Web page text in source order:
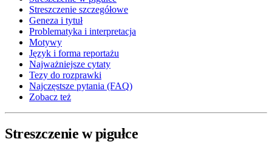
Streszczenie szczegółowe
Geneza i tytuł
Problematyka i interpretacja
Motywy
Język i forma reportażu
Najważniejsze cytaty
Tezy do rozprawki
Najczęstsze pytania (FAQ)
Zobacz też
Streszczenie w pigułce